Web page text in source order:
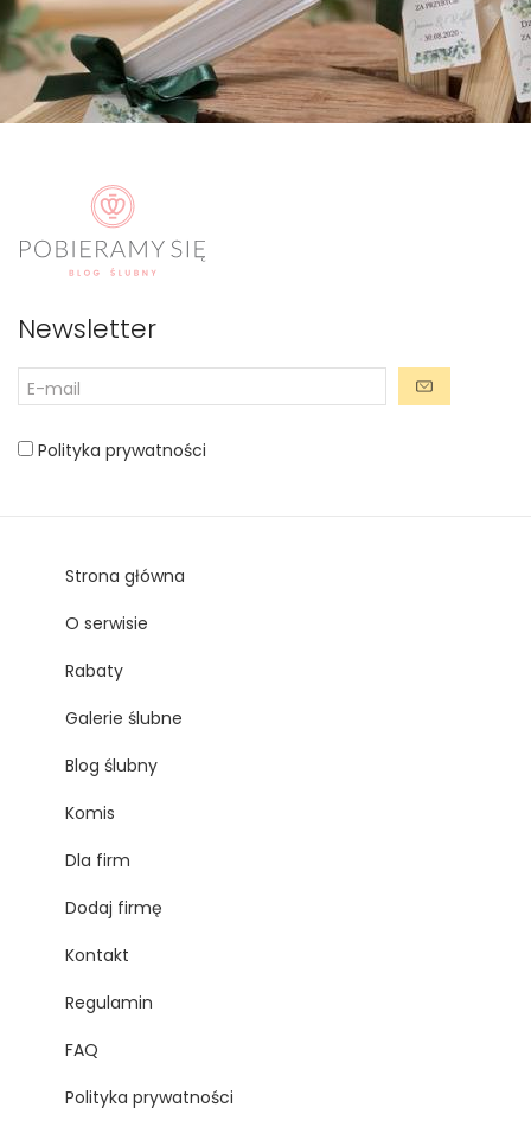
Newsletter
Polityka prywatności
Strona główna
O serwisie
Rabaty
Galerie ślubne
Blog ślubny
Komis
Dla firm
Dodaj firmę
Kontakt
Regulamin
FAQ
Polityka prywatności